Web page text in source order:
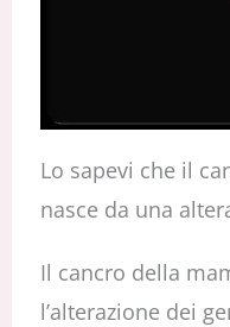
Lo sapevi che il
nasce da una
Il cancro della
l’alterazione dei